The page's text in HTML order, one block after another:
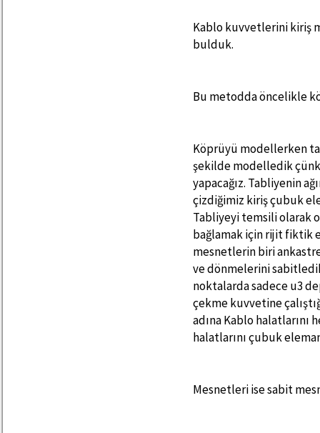
Kablo kuvvetlerini kiriş
bulduk.
Bu metodda öncelikle
Köprüyü modellerken
şekilde modelledik
yapacağız. Tabliyenin
çizdiğimiz kiriş çubuk
Tabliyeyi temsili olarak
bağlamak için rijit fiktik
mesnetlerin biri
ve dönmelerini
noktalarda sadece u3
çekme kuvvetine
adına Kablo halatlarını
halatlarını çubuk
Mesnetleri ise sabit